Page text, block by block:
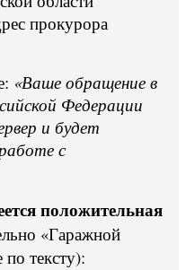
прокурора
«Ваше обращение в
Федерации
и будет
с
положительная
«Гаражной
тексту):